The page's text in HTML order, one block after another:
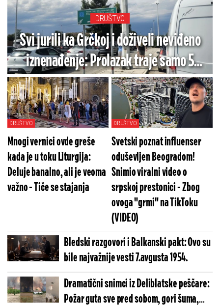
DRUŠTVO
Svi jurili ka Grčkoj i doživeli neviđeno
iznenađenje: Prolazak traje samo 5
minuta, ali pazite šta vas čeka u
povratku!
DRUŠTVO
Mnogi vernici ovde greše
kada je u toku Liturgija:
Deluje banalno, ali je veoma
važno - Tiče se stajanja
DRUŠTVO
Svetski poznat influenser
oduševljen Beogradom!
Snimio viralni video o
srpskoj prestonici - Zbog
ovoga "grmi" na TikToku
(VIDEO)
Bledski razgovori i Balkanski pakt: Ovo su
bile najvažnije vesti 7.avgusta 1954.
Dramatični snimci iz Deliblatske peščare:
Požar guta sve pred sobom, gori šuma,